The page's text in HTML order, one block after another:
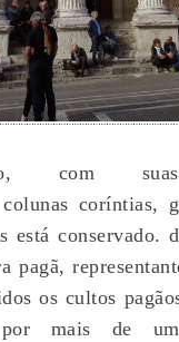
com suas
coríntias,
está conservado.
pagã,
os cultos
por mais de